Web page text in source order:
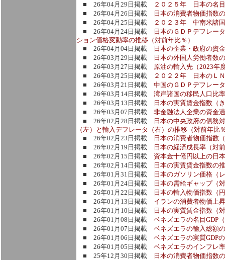
■ 26年04月29日掲載
２０２５年 日本の名
■ 26年04月26日掲載
日本の消費者物価指数
■ 26年04月25日掲載
２０２３年 中南米諸
■ 26年04月24日掲載
日本のＧＤＰデフレー
ション価格変動率の推移（対前年比％）
■ 26年04月04日掲載
日本の企業・政府の資
■ 26年03月29日掲載
日本の外国人労働者数
■ 26年03月27日掲載 原油の輸入先（2023年
■ 26年03月25日掲載 ２０２２年 日本のＬ
■ 26年03月21日掲載 中国のＧＤＰデフレー
■ 26年03月14日掲載 湾岸諸国の移民人口比
■ 26年03月13日掲載
日本の実質賃金指数（
■ 26年03月07日掲載 非金融法人企業の資金
■ 26年02月28日掲載
日本の中央政府の債務
（左）と輸入デフレータ（右）の推移（対前年比
■ 26年02月23日掲載
日本の消費者物価指数
■ 26年02月19日掲載
日本の経済成長率（対
■ 26年02月15日掲載 資本金十億円以上の日
■ 26年02月14日掲載
日本の実質賃金指数の
■ 26年01月31日掲載
日本のガソリン価格（
■ 26年01月24日掲載
日本の需給ギャップ（
■ 26年01月22日掲載
日本の輸入物価指数（
■ 26年01月13日掲載 イランの消費者物価上
■ 26年01月10日掲載
日本の実質賃金指数（
■ 26年01月08日掲載 ベネズエラの名目GDP
■ 26年01月07日掲載 ベネズエラの輸入総額
■ 26年01月06日掲載 ベネズエラの実質GDP
■ 26年01月05日掲載 ベネズエラのインフレ
■ 25年12月30日掲載
日本の消費者物価指数